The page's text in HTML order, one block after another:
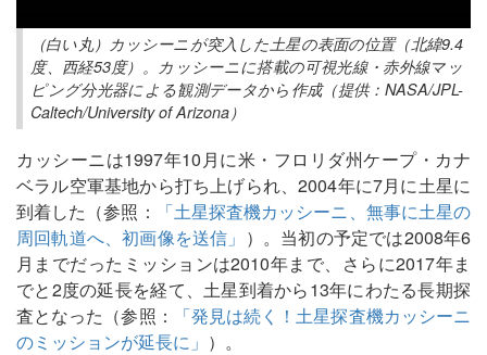
（白い丸）カッシーニが突入した土星の表面の位置（北緯9.4
度、西経53度）。カッシーニに搭載の可視光線・赤外線マッ
ピング分光器による観測データから作成（提供：NASA/JPL-
Caltech/University of Arizona）
カッシーニは1997年10月に米・フロリダ州ケープ・カナ
ベラル空軍基地から打ち上げられ、2004年に7月に土星に
到着した（参照：
「土星探査機カッシーニ、無事に土星の
周回軌道へ、初画像を送信」 ）。当初の予定では2008年6
月までだったミッションは2010年まで、さらに2017年ま
でと2度の延長を経て、土星到着から13年にわたる長期探
査となった（参照：
「発見は続く！土星探査機カッシーニ
のミッションが延長に」 ）。